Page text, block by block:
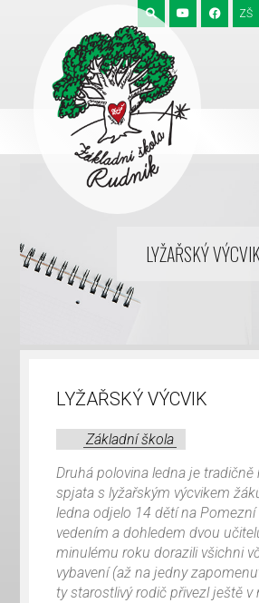
ZŠ
LYŽAŘSKÝ
LYŽAŘSKÝ VÝCVIK
Základní škola
Druhá polovina ledna je tradičně
spjata s lyžařským výcvikem
ledna odjelo 14 dětí na
vedením a dohledem dvou
minulému roku dorazili všichni
vybavení (až na jedny
ty starostlivý rodič přivezl ještě v